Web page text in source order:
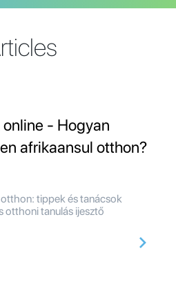
- Hogyan
afrikaansul otthon?
tippek és tanácsok
otthoni tanulás ijesztő